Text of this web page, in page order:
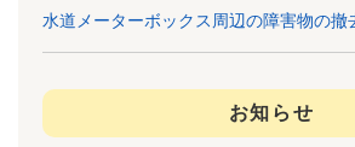
水道メーターボックス周辺の障害物の撤
お知らせ